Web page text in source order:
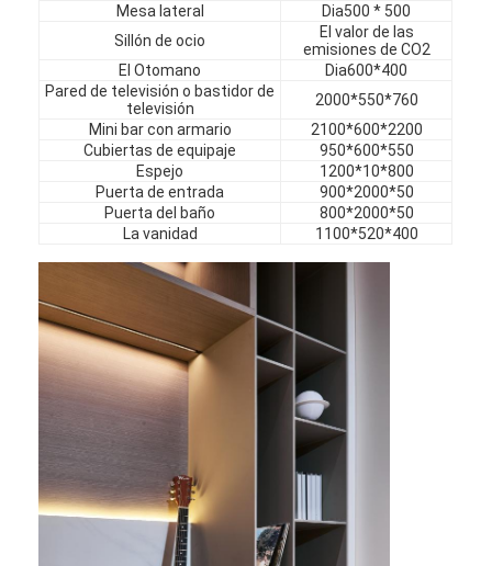
Muebles de hotel
Muebles para villas
Muebles para apartamentos
Muebles para clubes comerciales
Muebles de comedor
Mobiliario Fijo
Muebles tapizados
Mesa lateral
Dia500 * 500
Sillón de ocio
El valor de las
emisiones de CO2
El Otomano
Dia600*400
Pared de televisión o bastidor de
televisión
2000*550*760
Mini bar con armario
2100*600*2200
Cubiertas de equipaje
950*600*550
Espejo
1200*10*800
Puerta de entrada
900*2000*50
Puerta del baño
800*2000*50
La vanidad
1100*520*400